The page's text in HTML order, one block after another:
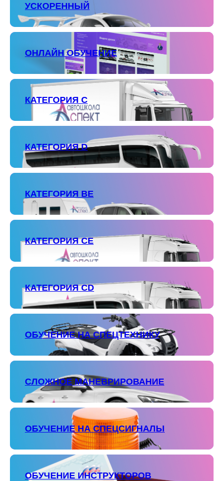
УСКОРЕННЫЙ
ОНЛАЙН ОБУЧЕНИЕ
КАТЕГОРИЯ С
КАТЕГОРИЯ D
КАТЕГОРИЯ ВЕ
КАТЕГОРИЯ СЕ
КАТЕГОРИЯ СD
ОБУЧЕНИЕ НА СПЕЦТЕХНИКУ
СЛОЖНОЕ МАНЕВРИРОВАНИЕ
ОБУЧЕНИЕ НА СПЕЦСИГНАЛЫ
ОБУЧЕНИЕ ИНСТРУКТОРОВ